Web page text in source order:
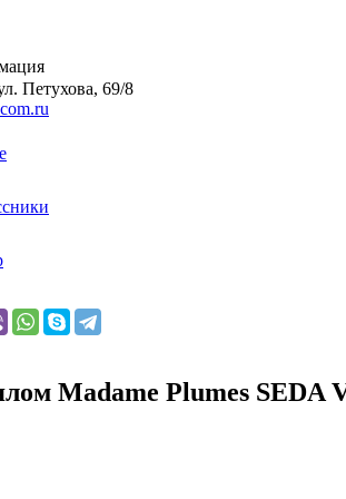
Петухова, 69/8
Madame Plumes SEDA